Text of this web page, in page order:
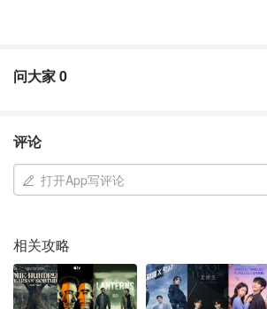
问大家0
评论
打开App写评论
相关攻略